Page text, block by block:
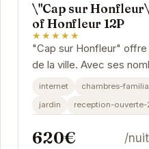
\"Cap sur
of Honfleur 12P
★★★★★
"Cap sur Honfleur"
de la ville. Avec ses
jardin, cette maison est
internet chambres-
jardin
reception-ouverte-
620€ /nuit